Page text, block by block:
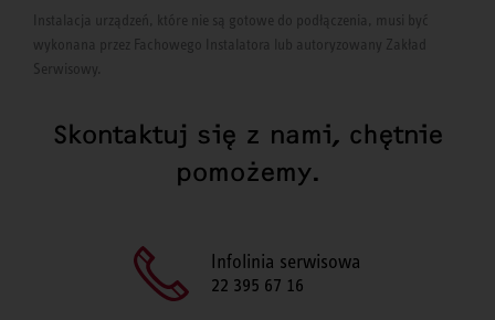
Instalacja urządzeń, które nie są gotowe do podłączenia, musi być
wykonana przez Fachowego Instalatora lub autoryzowany Zakład
Serwisowy.
Skontaktuj się z nami, chętnie
pomożemy.
Infolinia serwisowa
22 395 67 16